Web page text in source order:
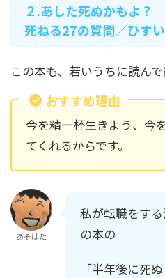
２.あした死ぬかもよ？
死ねる27の質問／ひす
この本も、若いうちに読んで
おすすめ理由
今を精一杯生きよう、今
てくれるからです。
あそはた
私が転職をす
の本の
「半年後に死